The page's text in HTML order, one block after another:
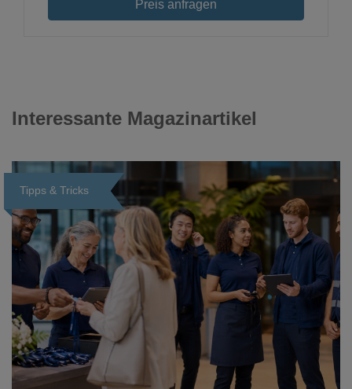
Preis anfragen
Interessante Magazinartikel
Tipps & Tricks
Loading...